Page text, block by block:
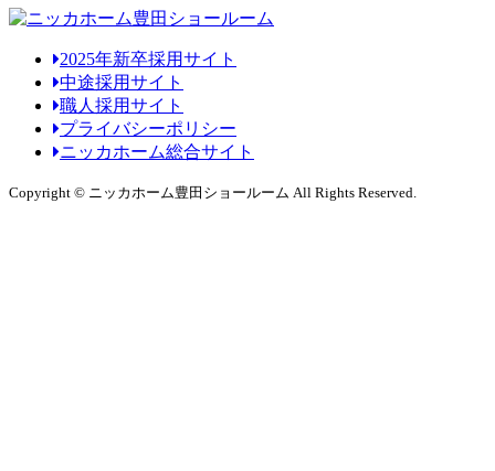
2025年新卒採用サイト
中途採用サイト
職人採用サイト
プライバシーポリシー
ニッカホーム総合サイト
Copyright © ニッカホーム豊田ショールーム All Rights Reserved.